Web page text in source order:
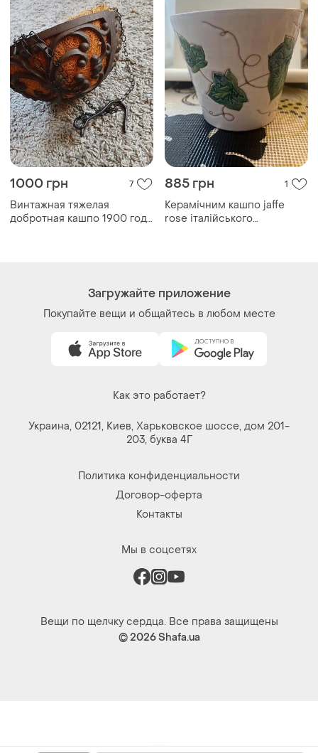
1000 грн 7
Винтажная тяжелая
добротная кашпо 1900 года
885 грн 1
Керамічним кашпо jaffe
rose італійського
Загружайте приложение
Покупайте вещи и общайтесь в любом месте
Как это работает?
Украина, 02121, Киев, Харьковское шоссе, дом 201-
203, буква 4Г
Политика конфиденциальности
Договор-оферта
Контакты
Мы в соцсетях
Вещи по щелчку сердца. Все права защищены
© 2026Shafa.ua